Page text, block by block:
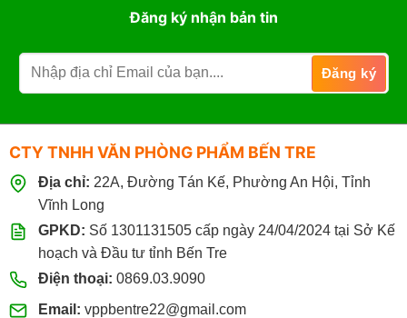
Đăng ký nhận bản tin
CTY TNHH VĂN PHÒNG PHẨM BẾN TRE
Địa chỉ: 22A, Đường Tán Kế, Phường An Hội, Tỉnh
Vĩnh Long
GPKD: Số 1301131505 cấp ngày 24/04/2024 tại Sở Kế
hoạch và Đầu tư tỉnh Bến Tre
Điện thoại: 0869.03.9090
Email: vppbentre22@gmail.com